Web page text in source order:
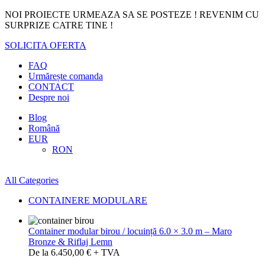
NOI PROIECTE URMEAZA SA SE POSTEZE ! REVENIM CU
SURPRIZE CATRE TINE !
SOLICITA OFERTA
FAQ
Urmărește comanda
CONTACT
Despre noi
Blog
Română
EUR
RON
All Categories
CONTAINERE MODULARE
Container modular birou / locuință 6.0 × 3.0 m – Maro
Bronze & Riflaj Lemn
De la 6.450,00 € + TVA